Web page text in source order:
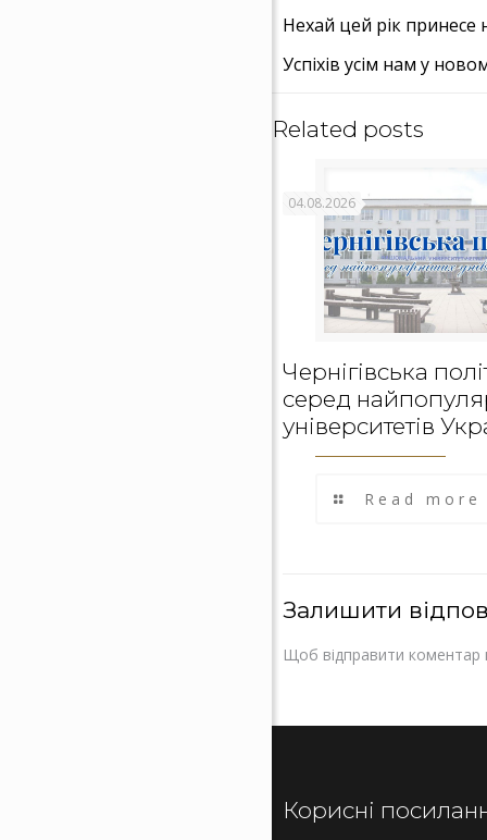
Нехай цей рік принесе
Успіхів усім нам у
Related posts
04.08.2026
Чернігівська
серед
університетів
Read more
Залишити
Щоб відправити коментар
Корисні